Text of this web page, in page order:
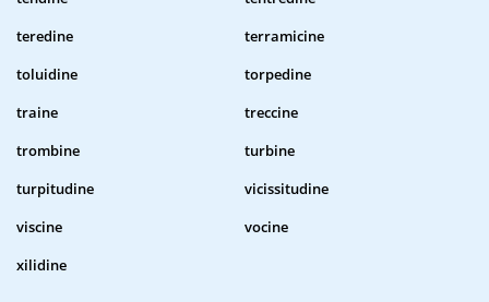
teredine
terramicine
toluidine
torpedine
traine
treccine
trombine
turbine
turpitudine
vicissitudine
viscine
vocine
xilidine